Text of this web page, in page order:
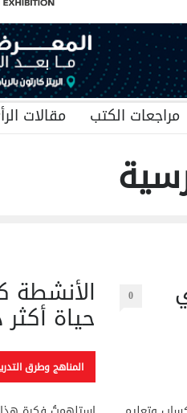
مراجعات الكتب مقالات
0 الأنشطة
حياة
المناهج وطرق